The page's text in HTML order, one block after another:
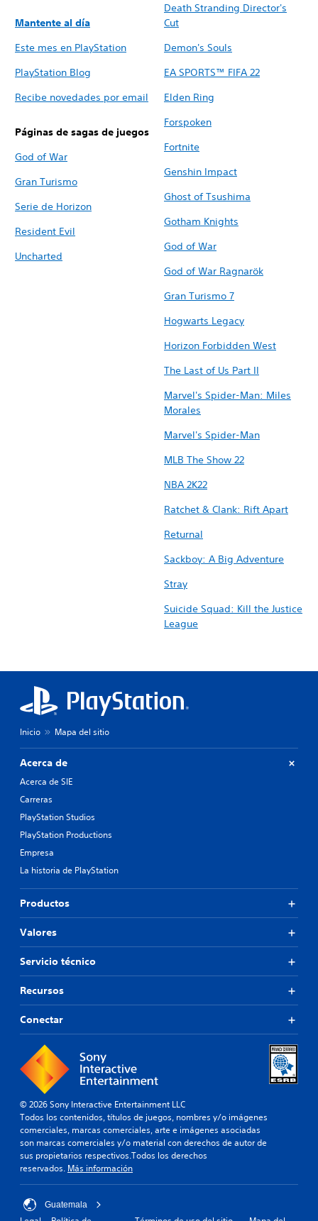
Mantente al día
Este mes en PlayStation
PlayStation Blog
Recibe novedades por email
Páginas de sagas de juegos
God of War
Gran Turismo
Serie de Horizon
Resident Evil
Uncharted
Death Stranding Director's
Cut
Demon's Souls
EA SPORTS™ FIFA 22
Elden Ring
Forspoken
Fortnite
Genshin Impact
Ghost of Tsushima
Gotham Knights
God of War
God of War Ragnarök
Gran Turismo 7
Hogwarts Legacy
Horizon Forbidden West
The Last of Us Part II
Marvel's Spider-Man: Miles
Morales
Marvel's Spider-Man
MLB The Show 22
NBA 2K22
Ratchet & Clank: Rift Apart
Returnal
Sackboy: A Big Adventure
Stray
Suicide Squad: Kill the Justice
League
Inicio Mapa del sitio
Acerca de
Acerca de SIE
Carreras
PlayStation Studios
PlayStation Productions
Empresa
La historia de PlayStation
Productos
Valores
Servicio técnico
Recursos
Conectar
© 2026 Sony Interactive Entertainment LLC
Todos los contenidos, títulos de juegos, nombres y/o imágenes
comerciales, marcas comerciales, arte e imágenes asociadas
son marcas comerciales y/o material con derechos de autor de
sus propietarios respectivos.Todos los derechos
reservados. Más información
Guatemala